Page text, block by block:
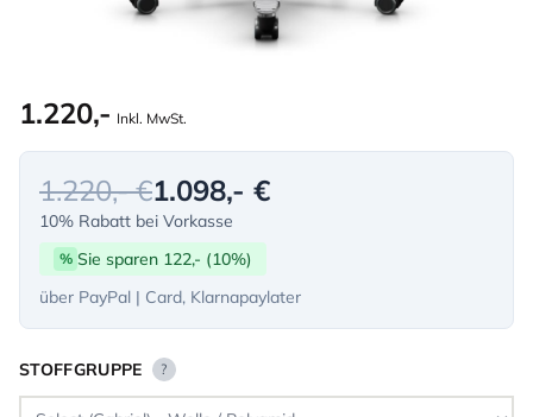
1.220,- Inkl. MwSt.
1.220,- €1.098,- €
10% Rabatt bei Vorkasse
% Sie sparen 122,- (10%)
über PayPal | Card, Klarnapaylater
STOFFGRUPPE ?